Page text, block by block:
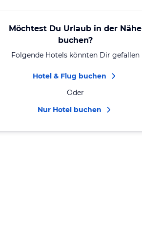
Möchtest Du Urlaub in der Nähe
buchen?
Folgende Hotels könnten Dir gefallen
Hotel & Flug buchen
Oder
Nur Hotel buchen